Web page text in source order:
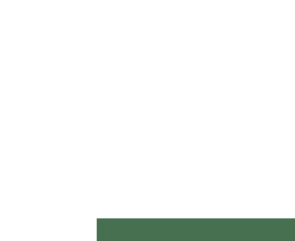
o pentru familiile mari, sau